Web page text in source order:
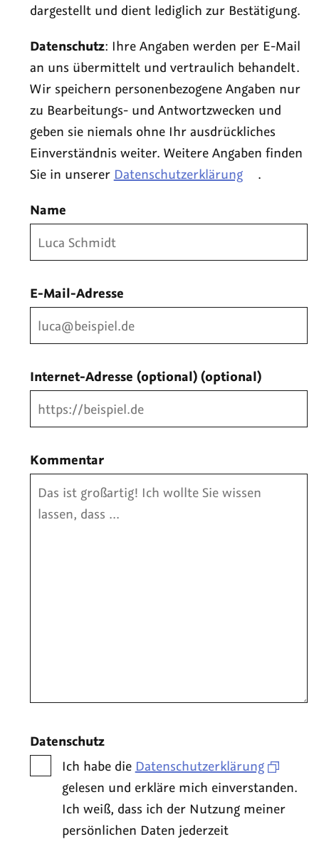
dargestellt und dient lediglich zur Bestätigung.
Datenschutz: Ihre Angaben werden per E-Mail
an uns übermittelt und vertraulich behandelt.
Wir speichern personenbezogene Angaben nur
zu Bearbeitungs- und Antwortzwecken und
geben sie niemals ohne Ihr ausdrückliches
Einverständnis weiter. Weitere Angaben finden
Sie in unserer Datenschutzerklärung .
Name
E-Mail-Adresse
Internet-Adresse (optional) (optional)
Kommentar
Datenschutz
Ich habe die Datenschutzerklärung
gelesen und erkläre mich einverstanden.
Ich weiß, dass ich der Nutzung meiner
persönlichen Daten jederzeit